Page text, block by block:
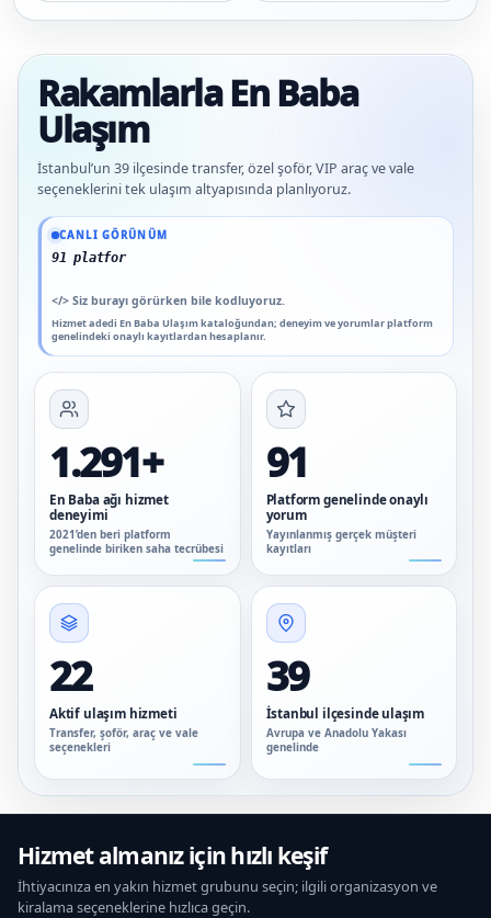
Rakamlarla En Baba
Ulaşım
İstanbul’un 39 ilçesinde transfer, özel şoför, VIP araç ve vale
seçeneklerini tek ulaşım altyapısında planlıyoruz.
CANLI GÖRÜNÜM
91 platform genelinde onayl
</> Siz burayı görürken bile kodluyoruz.
Hizmet adedi En Baba Ulaşım kataloğundan; deneyim ve yorumlar platform
genelindeki onaylı kayıtlardan hesaplanır.
Güncel veriler: 1.291+ En Baba ağı hizmet deneyimi; 91 platform genelinde
1.291+
En Baba ağı hizmet
deneyimi
2021’den beri platform
genelinde biriken saha tecrübesi
91
Platform genelinde onaylı
yorum
Yayınlanmış gerçek müşteri
kayıtları
22
Aktif ulaşım hizmeti
Transfer, şoför, araç ve vale
seçenekleri
39
İstanbul ilçesinde ulaşım
Avrupa ve Anadolu Yakası
genelinde
Hizmet almanız için hızlı keşif
İhtiyacınıza en yakın hizmet grubunu seçin; ilgili organizasyon ve
kiralama seçeneklerine hızlıca geçin.